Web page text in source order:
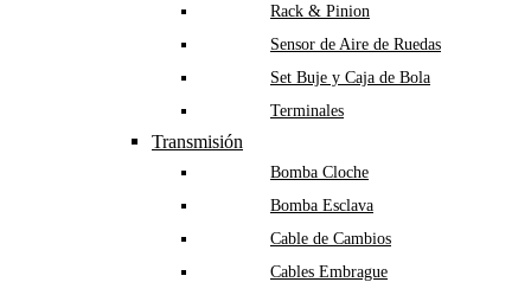
Rack & Pinion
Sensor de Aire de Ruedas
Set Buje y Caja de Bola
Terminales
Transmisión
Bomba Cloche
Bomba Esclava
Cable de Cambios
Cables Embrague